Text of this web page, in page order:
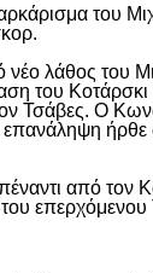
του
λάθος του
του Κοτάρσκι
Τσάβες. Ο
επανάληψη
από τον
επερχόμενου